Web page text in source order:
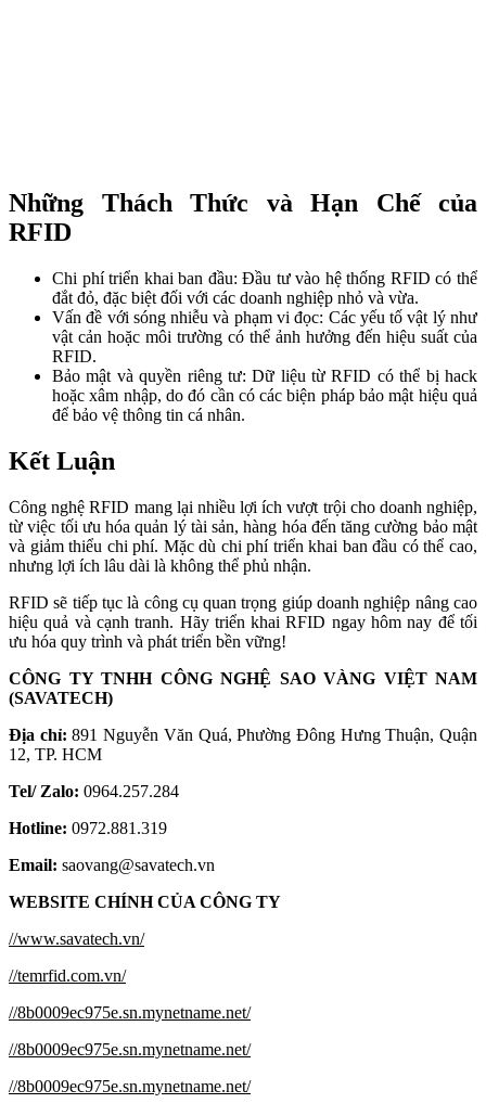
Những Thách Thức và Hạn Chế của
RFID
Chi phí triển khai ban đầu: Đầu tư vào hệ thống RFID có thể
đắt đỏ, đặc biệt đối với các doanh nghiệp nhỏ và vừa.
Vấn đề với sóng nhiễu và phạm vi đọc: Các yếu tố vật lý như
vật cản hoặc môi trường có thể ảnh hưởng đến hiệu suất của
RFID.
Bảo mật và quyền riêng tư: Dữ liệu từ RFID có thể bị hack
hoặc xâm nhập, do đó cần có các biện pháp bảo mật hiệu quả
để bảo vệ thông tin cá nhân.
Kết Luận
Công nghệ RFID mang lại nhiều lợi ích vượt trội cho doanh nghiệp,
từ việc tối ưu hóa quản lý tài sản, hàng hóa đến tăng cường bảo mật
và giảm thiểu chi phí. Mặc dù chi phí triển khai ban đầu có thể cao,
nhưng lợi ích lâu dài là không thể phủ nhận.
RFID sẽ tiếp tục là công cụ quan trọng giúp doanh nghiệp nâng cao
hiệu quả và cạnh tranh. Hãy triển khai RFID ngay hôm nay để tối
ưu hóa quy trình và phát triển bền vững!
CÔNG TY TNHH CÔNG NGHỆ SAO VÀNG VIỆT NAM
(SAVATECH)
Địa chỉ: 891 Nguyễn Văn Quá, Phường Đông Hưng Thuận, Quận
12, TP. HCM
Tel/ Zalo: 0964.257.284
Hotline: 0972.881.319
Email: saovang@savatech.vn
WEBSITE CHÍNH CỦA CÔNG TY
//www.savatech.vn/
//temrfid.com.vn/
//8b0009ec975e.sn.mynetname.net/
//8b0009ec975e.sn.mynetname.net/
//8b0009ec975e.sn.mynetname.net/